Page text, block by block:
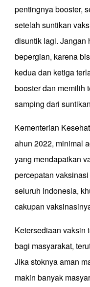
pentingnya booster,
setelah suntikan
disuntik lagi. Jangan
bepergian, karena
kedua dan ketiga
booster dan memilih
samping dari
Kementerian
ahun 2022, minimal
yang mendapatkan
percepatan
seluruh Indonesia,
cakupan
Ketersediaan vaksin
bagi masyarakat,
Jika stoknya aman
makin banyak